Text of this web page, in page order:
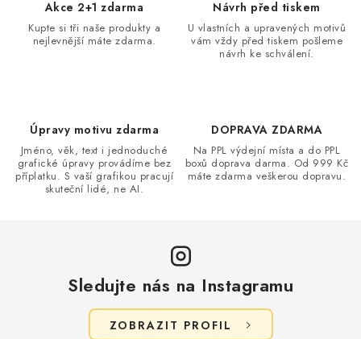
Akce 2+1 zdarma
Kupte si tři naše produkty a
nejlevnější máte zdarma.
Návrh před tiskem
U vlastních a upravených motivů
vám vždy před tiskem pošleme
návrh ke schválení.
Úpravy motivu zdarma
Jméno, věk, text i jednoduché
grafické úpravy provádíme bez
příplatku. S vaší grafikou pracují
skuteční lidé, ne AI.
DOPRAVA ZDARMA
Na PPL výdejní místa a do PPL
boxů doprava darma. Od 999 Kč
máte zdarma veškerou dopravu.
Sledujte nás na Instagramu
ZOBRAZIT PROFIL